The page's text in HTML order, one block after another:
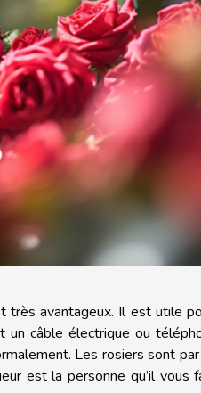
très avantageux. Il est utile
câble électrique ou
Les rosiers sont
est la personne qu’il vous